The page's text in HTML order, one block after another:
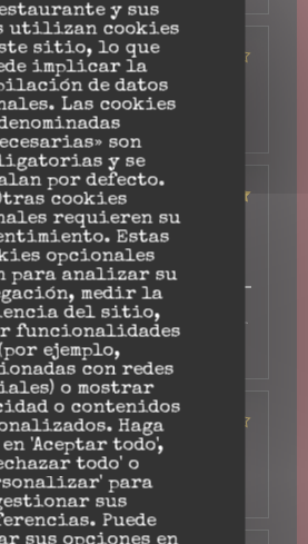
y sus
utilizan cookies
sitio, lo que
implicar la
de datos
Las cookies
son
y se
por defecto.
cookies
requieren su
Estas
opcionales
para analizar su
medir la
del sitio,
funcionalidades
ejemplo,
con redes
o mostrar
o contenidos
Haga
'Aceptar todo',
todo' o
para
sus
Puede
- Invitados 2
4 /5 Menú: 4/5 Calidad /
- Invitados 4
: 5/5 Menú: 5/5
et réactif super👍👍 j'ai
moules aussi délicieuse
- Invitados 2
: 4 /5 Menú: